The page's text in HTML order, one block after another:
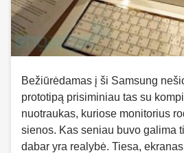
Bežiūrėdamas į ši Samsung
prototipą prisiminiau tas su
nuotraukas, kuriose monitorius
sienos. Kas seniau buvo galima
dabar yra realybė. Tiesa,